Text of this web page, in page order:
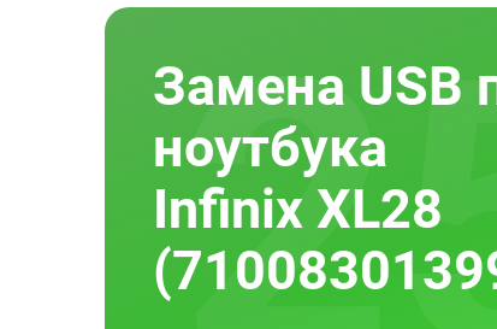
Замена USB
ноутбука
Infinix XL28